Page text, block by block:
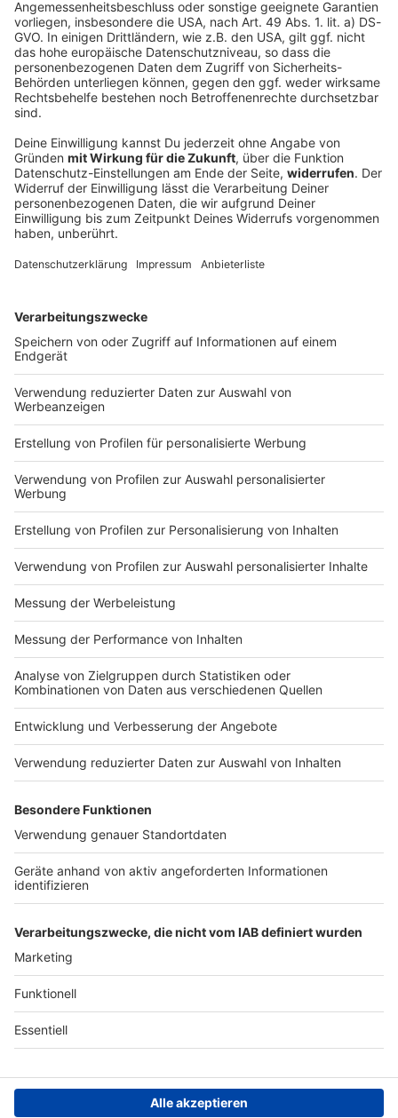
Verfassungsschutz beobachtet AfD-
Abgeordneten Nolte
Auf die AfD hat der Verfassungsschutz ein Auge.
Inzwischen steht in Bayern der dritte
DEINE GEMERKTEN ARTIKEL
Du hast dir noch keine Artikel gemerkt
Markiere sie hierfür mit einem
Impressum
Nutzungsbedingungen
Jobs
Presse
Werben
Archiv
ANTENNE BAYERN GROUP
Stiftung ANTENNE BAYERN
hilft
Teilnahmebedingungen
Grounding Page ANTENNE
BAYERN
Kontakt
Studio-Hotline
Verkehrs-Hotline
Datenschutz­erklärung
einstellungen
Newsletter